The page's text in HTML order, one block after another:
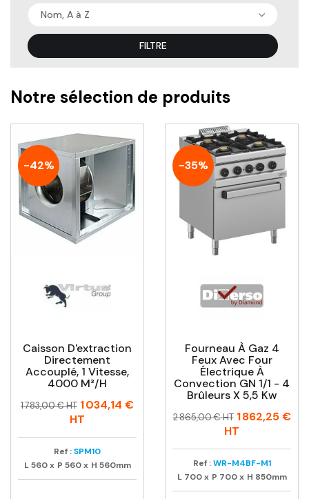
Nom, A à Z
FILTRE
Notre sélection de produits
-42%
Caisson D'extraction
Directement
Accouplé, 1 Vitesse,
4000 M³/h
Prix
Prix
1 783,00 € HT 1 034,14 €
HT
Ref :SPM10
L 560 x P 560 x H 560mm
-35%
Fourneau À Gaz 4
Feux Avec Four
Électrique À
Convection GN 1/1 - 4
Brûleurs X 5,5 Kw
Prix
Prix
2 865,00 € HT 1 862,25 €
HT
Ref : WR-M4BF-M1
L 700 x P 700 x H 850mm